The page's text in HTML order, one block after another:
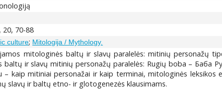
20, 70-88
culture; Mitologija / Mythology.
mitologinės baltų ir slavų paralelės: mitinių personažų
baltų ir slavų mitinių personažų paralelės: Rugių boba – Баба
– kaip mitiniai personažai ir kaip terminai, mitologinės
slavų ir baltų etno- ir glotogenezės klausimams.